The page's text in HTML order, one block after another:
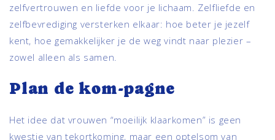
zelfvertrouwen en liefde voor je lichaam. Zelfliefde en
zelfbevrediging versterken elkaar: hoe beter je jezelf
kent, hoe gemakkelijker je de weg vindt naar plezier –
zowel alleen als samen.
Plan de kom-pagne
Het idee dat vrouwen “moeilijk klaarkomen” is geen
kwestie van tekortkoming, maar een optelsom van